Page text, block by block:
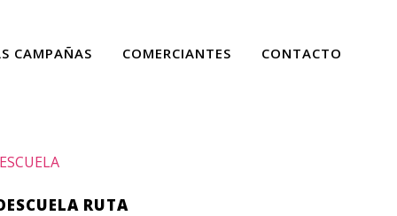
CAMPAÑAS COMERCIANTES CONTACTO
RUTA